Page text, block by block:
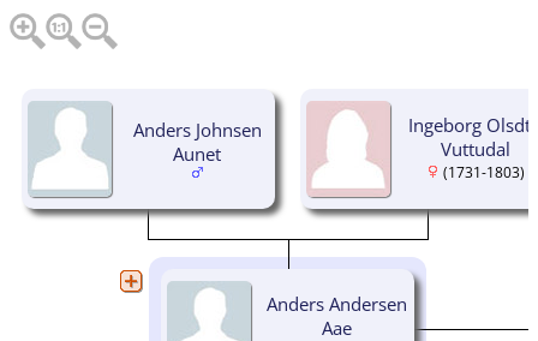
Anders Johnsen
Aunet
Ingeborg
Vuttudal
(1731-1803)
Anders Andersen
Aae